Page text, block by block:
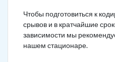
Чтобы подготовиться к
срывов и в кратчайшие
зависимости мы
нашем стационаре.